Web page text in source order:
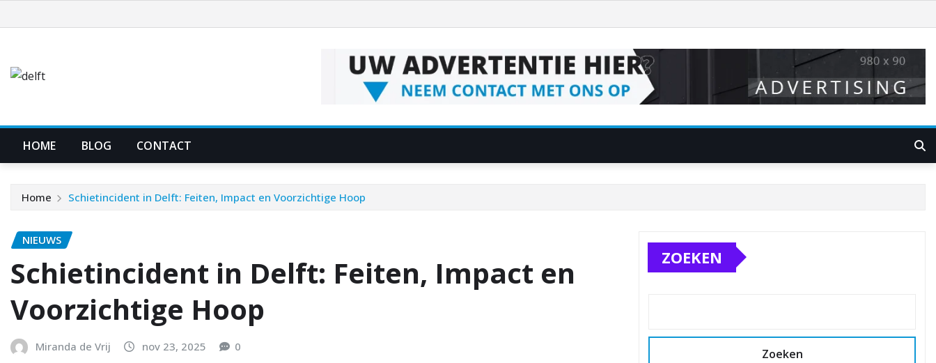
naar
inhoud
HOME BLOG CONTACT
Home Schietincident in Delft: Feiten, Impact en Voorzichtige Hoop
NIEUWS
Schietincident in Delft: Feiten, Impact en
Voorzichtige Hoop
Miranda de Vrij nov 23, 2025 0
ZOEKEN
Zoeken